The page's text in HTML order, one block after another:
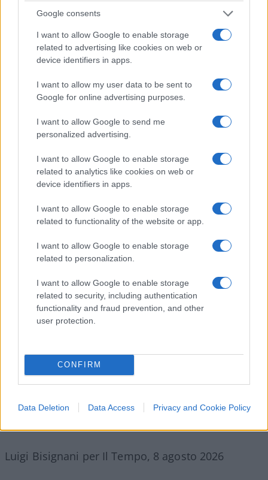
Google consents
I want to allow Google to enable storage
related to advertising like cookies on web or
device identifiers in apps.
I want to allow my user data to be sent to
Google for online advertising purposes.
I want to allow Google to send me
personalized advertising.
I want to allow Google to enable storage
related to analytics like cookies on web or
device identifiers in apps.
I want to allow Google to enable storage
related to functionality of the website or app.
I want to allow Google to enable storage
related to personalization.
I want to allow Google to enable storage
related to security, including authentication
functionality and fraud prevention, and other
user protection.
CONFIRM
Data Deletion Data Access Privacy and Cookie Policy
ancora da cogliere.Fare della Corte non un
ostacolo all’amministrazione, ma una
amministrazione: più veloce nei giudizi, più forte
nell’analisi dei dati, più chiara nel distinguere
l’errore dall’illecito e più comprensibile persino ai
cittadini.
Perché chi amministra in buona fede deve poter
firmare senza paura.Ma chi paga le tasse deve
poter dormire altrettanto tranquillo
, sapendo
che qualcuno continua a controllare come
probabilmente, avrebbe capito anche questo.
Luigi Bisignani per Il Tempo, 8 agosto 2026